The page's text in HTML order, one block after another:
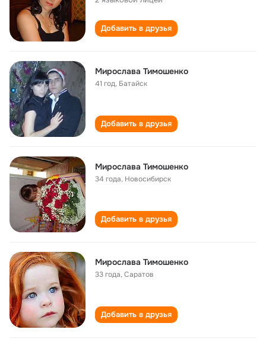
Добавить в друзья
Мирослава Тимошенко
41 год, Батайск
Добавить в друзья
Мирослава Тимошенко
34 года, Новосибирск
Добавить в друзья
Мирослава Тимошенко
33 года,Саратов
Добавить в друзья